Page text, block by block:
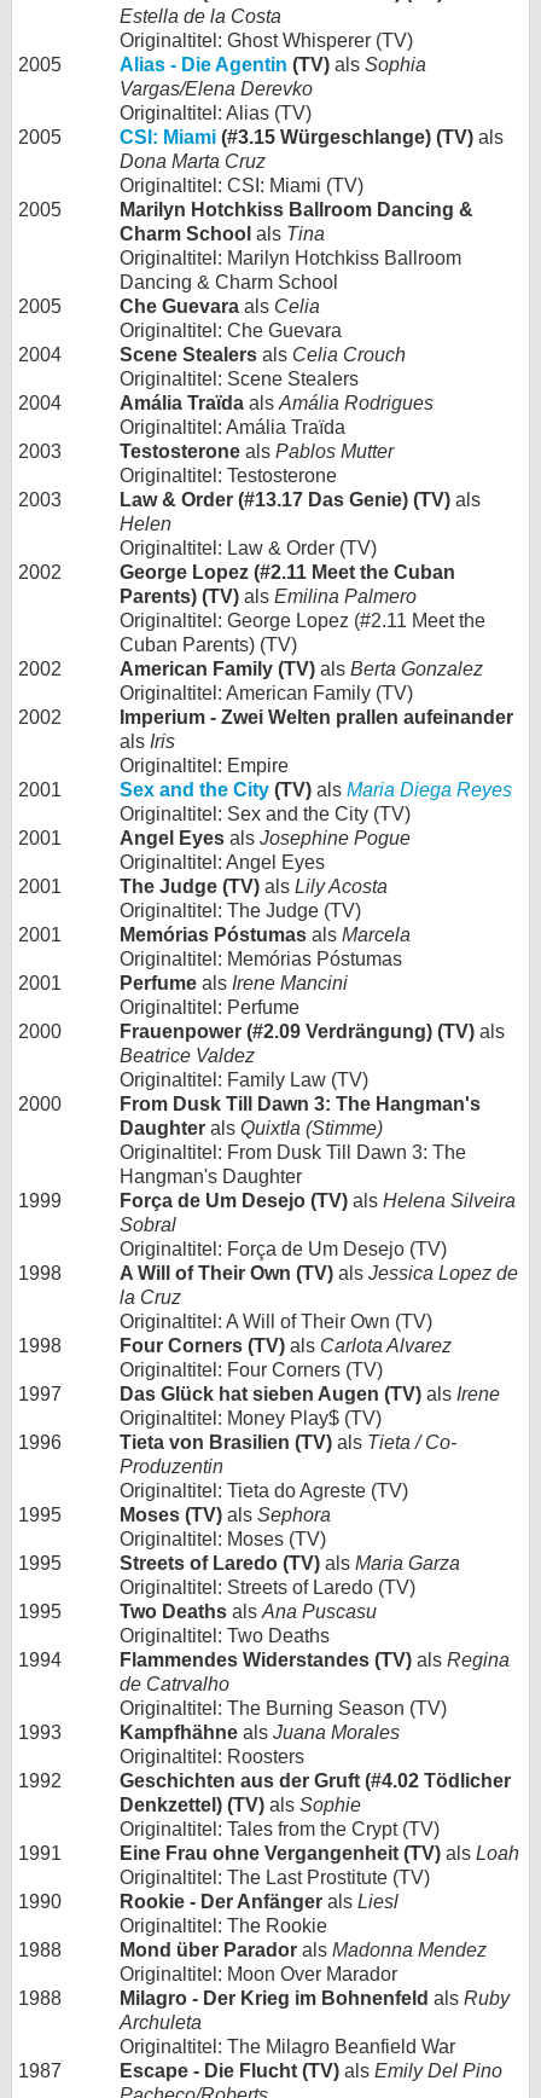
Estella de la Costa
Originaltitel: Ghost Whisperer (TV)
2005
Alias - Die Agentin (TV) als Sophia
Vargas/Elena Derevko
Originaltitel: Alias (TV)
2005
CSI: Miami (#3.15 Würgeschlange) (TV) als
Dona Marta Cruz
Originaltitel: CSI: Miami (TV)
2005
Marilyn Hotchkiss Ballroom Dancing &
Charm School als Tina
Originaltitel: Marilyn Hotchkiss Ballroom
Dancing & Charm School
2005
Che Guevara als Celia
Originaltitel: Che Guevara
2004
Scene Stealers als Celia Crouch
Originaltitel: Scene Stealers
2004
Amália Traïda als Amália Rodrigues
Originaltitel: Amália Traïda
2003
Testosterone als Pablos Mutter
Originaltitel: Testosterone
2003
Law & Order (#13.17 Das Genie) (TV) als
Helen
Originaltitel: Law & Order (TV)
2002
George Lopez (#2.11 Meet the Cuban
Parents) (TV) als Emilina Palmero
Originaltitel: George Lopez (#2.11 Meet the
Cuban Parents) (TV)
2002
American Family (TV) als Berta Gonzalez
Originaltitel: American Family (TV)
2002
Imperium - Zwei Welten prallen aufeinander
als Iris
Originaltitel: Empire
2001
Sex and the City (TV) als Maria Diega Reyes
Originaltitel: Sex and the City (TV)
2001
Angel Eyes als Josephine Pogue
Originaltitel: Angel Eyes
2001
The Judge (TV) als Lily Acosta
Originaltitel: The Judge (TV)
2001
Memórias Póstumas als Marcela
Originaltitel: Memórias Póstumas
2001
Perfume als Irene Mancini
Originaltitel: Perfume
2000
Frauenpower (#2.09 Verdrängung) (TV) als
Beatrice Valdez
Originaltitel: Family Law (TV)
2000
From Dusk Till Dawn 3: The Hangman's
Daughter als Quixtla (Stimme)
Originaltitel: From Dusk Till Dawn 3: The
Hangman's Daughter
1999
Força de Um Desejo (TV) als Helena Silveira
Sobral
Originaltitel: Força de Um Desejo (TV)
1998
A Will of Their Own (TV) als Jessica Lopez de
la Cruz
Originaltitel: A Will of Their Own (TV)
1998
Four Corners (TV) als Carlota Alvarez
Originaltitel: Four Corners (TV)
1997
Das Glück hat sieben Augen (TV) als Irene
Originaltitel: Money Play$ (TV)
1996
Tieta von Brasilien (TV) als Tieta / Co-
Produzentin
Originaltitel: Tieta do Agreste (TV)
1995
Moses (TV) als Sephora
Originaltitel: Moses (TV)
1995
Streets of Laredo (TV) als Maria Garza
Originaltitel: Streets of Laredo (TV)
1995
Two Deaths als Ana Puscasu
Originaltitel: Two Deaths
1994
Flammendes Widerstandes (TV) als Regina
de Catrvalho
Originaltitel: The Burning Season (TV)
1993
Kampfhähne als Juana Morales
Originaltitel: Roosters
1992
Geschichten aus der Gruft (#4.02 Tödlicher
Denkzettel) (TV) als Sophie
Originaltitel: Tales from the Crypt (TV)
1991
Eine Frau ohne Vergangenheit (TV) als Loah
Originaltitel: The Last Prostitute (TV)
1990
Rookie - Der Anfänger als Liesl
Originaltitel: The Rookie
1988
Mond über Parador als Madonna Mendez
Originaltitel: Moon Over Marador
1988
Milagro - Der Krieg im Bohnenfeld als Ruby
Archuleta
Originaltitel: The Milagro Beanfield War
1987
Escape - Die Flucht (TV) als Emily Del Pino